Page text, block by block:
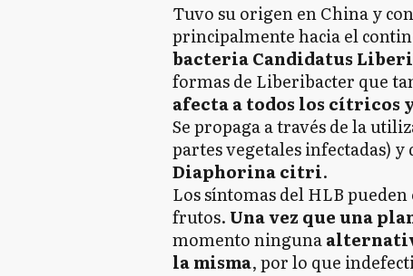
Tuvo su origen en China y
principalmente hacia el
bacteria Candidatus
formas de Liberibacter que
afecta a todos los cítricos
Se propaga a través de la
partes vegetales infectadas) y
Diaphorina citri.
Los síntomas del HLB
frutos. Una vez que una
momento ninguna
la misma, por lo que